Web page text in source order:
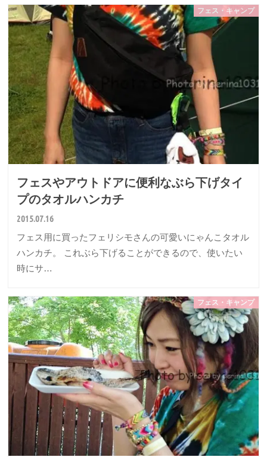
フェス・キャンプ
フェスやアウトドアに便利なぶら下げタイ
プのタオルハンカチ
2015.07.16
フェス用に買ったフェリシモさんの可愛いにゃんこタオル
ハンカチ。 これぶら下げることができるので、使いたい
時にサ…
フェス・キャンプ